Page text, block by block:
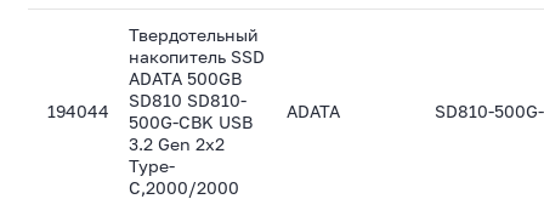
194044
Твердотельный
накопитель SSD
ADATA 500GB
SD810 SD810-
500G-CBK USB
3.2 Gen 2x2
Type-
C,2000/2000
ADATA SD810-